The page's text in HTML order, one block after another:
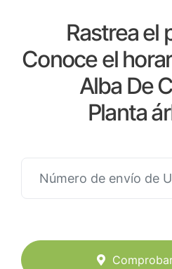
Rastrea el
Conoce el
Alba De
Planta